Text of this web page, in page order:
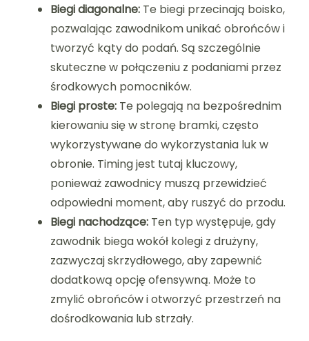
Biegi diagonalne: Te biegi przecinają boisko,
pozwalając zawodnikom unikać obrońców i
tworzyć kąty do podań. Są szczególnie
skuteczne w połączeniu z podaniami przez
środkowych pomocników.
Biegi proste: Te polegają na bezpośrednim
kierowaniu się w stronę bramki, często
wykorzystywane do wykorzystania luk w
obronie. Timing jest tutaj kluczowy,
ponieważ zawodnicy muszą przewidzieć
odpowiedni moment, aby ruszyć do przodu.
Biegi nachodzące: Ten typ występuje, gdy
zawodnik biega wokół kolegi z drużyny,
zazwyczaj skrzydłowego, aby zapewnić
dodatkową opcję ofensywną. Może to
zmylić obrońców i otworzyć przestrzeń na
dośrodkowania lub strzały.